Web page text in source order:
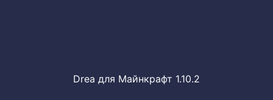
Drea для Майнкрафт 1.10.2